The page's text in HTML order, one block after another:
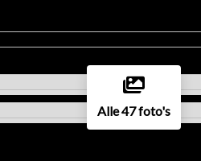
Alle 47 foto's